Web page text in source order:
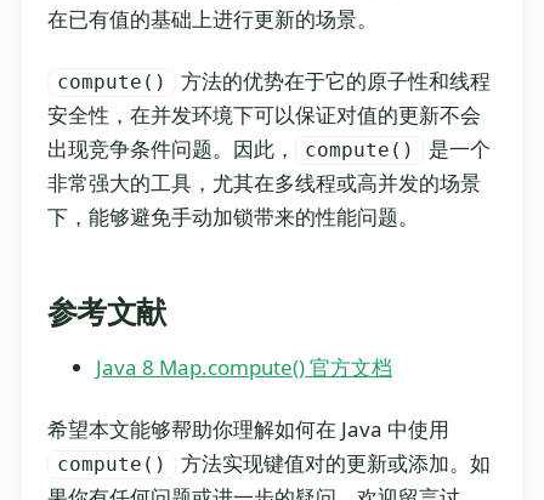
在已有值的基础上进行更新的场景。
compute()
方法的优势在于它的原子性和线程
安全性，在并发环境下可以保证对值的更新不会
出现竞争条件问题。因此，
compute()
是一个
非常强大的工具，尤其在多线程或高并发的场景
下，能够避免手动加锁带来的性能问题。
参考文献
Java 8 Map.compute() 官方文档
希望本文能够帮助你理解如何在 Java 中使用
compute()
方法实现键值对的更新或添加。如